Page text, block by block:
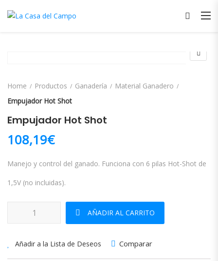
Home Productos Ganadería
Material Ganadero
Empujador Hot Shot
Empujador Hot Shot
108,19€
Manejo y control del ganado. Funciona con 6 pilas Hot-Shot de
1,5V (no incluidas).
Empujador Hot Shot cantidad
AÑADIR AL CARRITO
Añadir a la Lista de Deseos Comparar